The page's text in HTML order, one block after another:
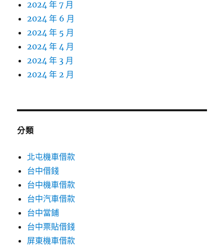
2024 年 7 月
2024 年 6 月
2024 年 5 月
2024 年 4 月
2024 年 3 月
2024 年 2 月
分類
北屯機車借款
台中借錢
台中機車借款
台中汽車借款
台中當鋪
台中票貼借錢
屏東機車借款